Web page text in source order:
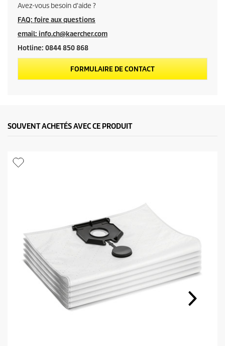
d
u
i
t
Avez-vous besoin d'aide ?
FAQ: foire aux questions
email: info.ch@kaercher.com
Hotline: 0844 850 868
FORMULAIRE DE CONTACT
SOUVENT ACHETÉS AVEC CE PRODUIT